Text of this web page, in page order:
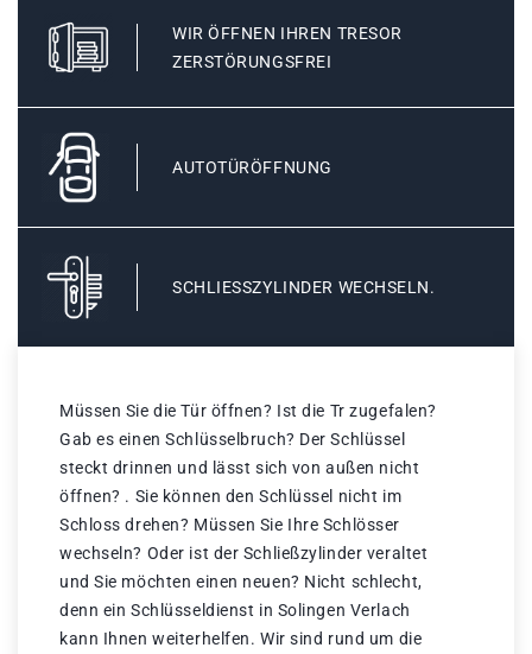
WIR ÖFFNEN IHREN TRESOR
ZERSTÖRUNGSFREI
AUTOTÜRÖFFNUNG
SCHLIESSZYLINDER WECHSELN.
Müssen Sie die Tür öffnen? Ist die Tr zugefalen?
Gab es einen Schlüsselbruch? Der Schlüssel
steckt drinnen und lässt sich von außen nicht
öffnen? . Sie können den Schlüssel nicht im
Schloss drehen? Müssen Sie Ihre Schlösser
wechseln? Oder ist der Schließzylinder veraltet
und Sie möchten einen neuen? Nicht schlecht,
denn ein Schlüsseldienst in Solingen Verlach
kann Ihnen weiterhelfen. Wir sind rund um die